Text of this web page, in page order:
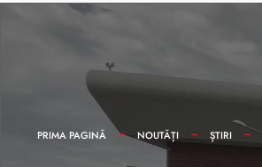
PRIMA PAGINĂ NOUTĂȚI ȘTIRI